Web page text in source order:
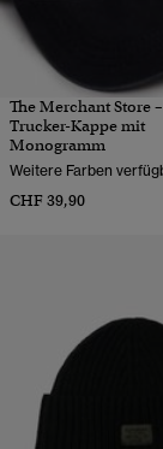
The Merchant Store –
Trucker-Kappe mit
Monogramm
Weitere Farben
CHF 39,90